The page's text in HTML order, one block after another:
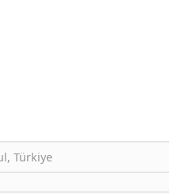
Türkiye